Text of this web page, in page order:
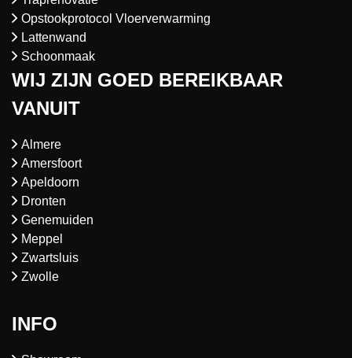
Opstookprotocol Vloerverwarming
Lattenwand
Schoonmaak
WIJ ZIJN GOED BEREIKBAAR
VANUIT
Almere
Amersfoort
Apeldoorn
Dronten
Genemuiden
Meppel
Zwartsluis
Zwolle
INFO